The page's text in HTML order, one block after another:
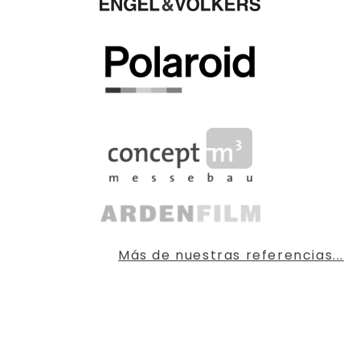
Más de nuestras referencias...